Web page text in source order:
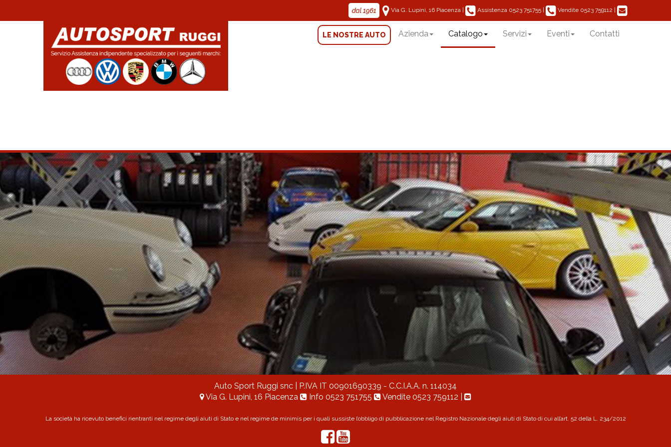
Via G. Lupini, 16 Piacenza Assistenza 0523 751755 Vendite 0523 759112
LE NOSTRE AUTO Azienda Catalogo Servizi Eventi Contatti
Auto Sport Ruggi snc
| P.IVA IT 00901690339 - C.C.I.A.A. n. 114034
Via G. Lupini, 16 Piacenza
Info 0523 751755 Vendite 0523 759112
La società ha ricevuto benefici rientranti nel regime degli aiuti di Stato e nel regime de minimis per i quali sussiste l’obbligo di pubblicazione nel Registro Nazionale degli aiuti di Stato di cui all’art. 52 della L. 234/2012